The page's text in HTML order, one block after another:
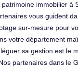
patrimoine immobilier à
vous guident
sur-mesure pour
votre département
sa gestion est le
partenaires dans le